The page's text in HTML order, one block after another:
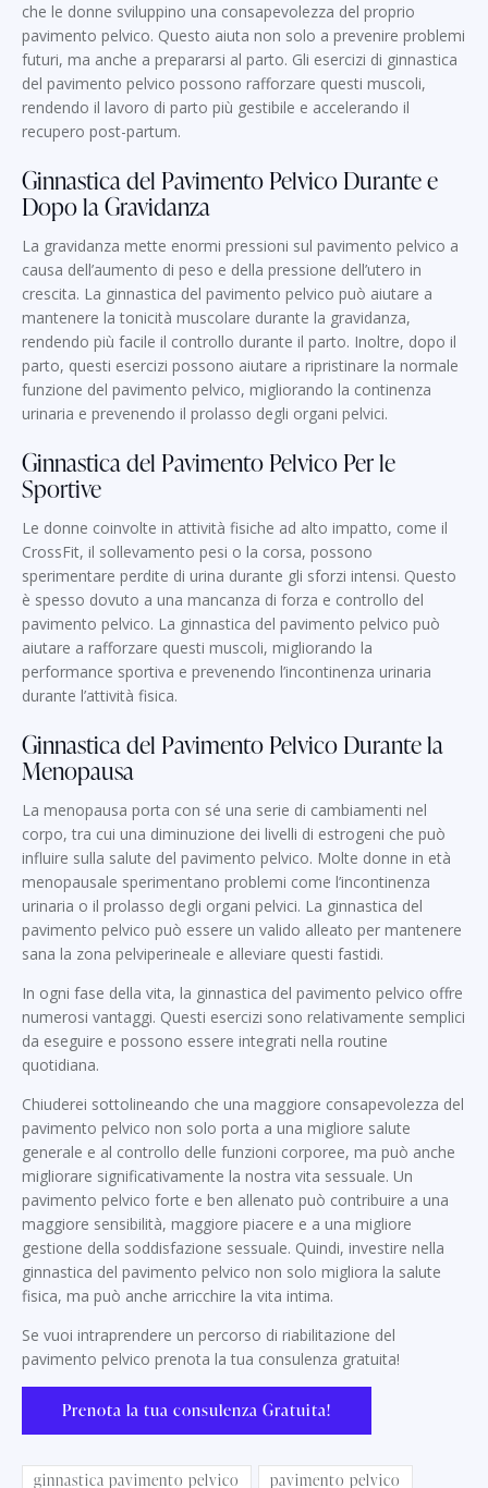
che le donne sviluppino una consapevolezza del proprio
pavimento pelvico. Questo aiuta non solo a prevenire problemi
futuri, ma anche a prepararsi al parto. Gli esercizi di ginnastica
del pavimento pelvico possono rafforzare questi muscoli,
rendendo il lavoro di parto più gestibile e accelerando il
recupero post-partum.
Ginnastica del Pavimento Pelvico Durante e
Dopo la Gravidanza
La gravidanza mette enormi pressioni sul pavimento pelvico a
causa dell’aumento di peso e della pressione dell’utero in
crescita. La ginnastica del pavimento pelvico può aiutare a
mantenere la tonicità muscolare durante la gravidanza,
rendendo più facile il controllo durante il parto. Inoltre, dopo il
parto, questi esercizi possono aiutare a ripristinare la normale
funzione del pavimento pelvico, migliorando la continenza
urinaria e prevenendo il prolasso degli organi pelvici.
Ginnastica del Pavimento Pelvico Per le
Sportive
Le donne coinvolte in attività fisiche ad alto impatto, come il
CrossFit, il sollevamento pesi o la corsa, possono
sperimentare perdite di urina durante gli sforzi intensi. Questo
è spesso dovuto a una mancanza di forza e controllo del
pavimento pelvico. La ginnastica del pavimento pelvico può
aiutare a rafforzare questi muscoli, migliorando la
performance sportiva e prevenendo l’incontinenza urinaria
durante l’attività fisica.
Ginnastica del Pavimento Pelvico Durante la
Menopausa
La menopausa porta con sé una serie di cambiamenti nel
corpo, tra cui una diminuzione dei livelli di estrogeni che può
influire sulla salute del pavimento pelvico. Molte donne in età
menopausale sperimentano problemi come l’incontinenza
urinaria o il prolasso degli organi pelvici. La ginnastica del
pavimento pelvico può essere un valido alleato per mantenere
sana la zona pelviperineale e alleviare questi fastidi.
In ogni fase della vita, la ginnastica del pavimento pelvico offre
numerosi vantaggi. Questi esercizi sono relativamente semplici
da eseguire e possono essere integrati nella routine
quotidiana.
Chiuderei sottolineando che una maggiore consapevolezza del
pavimento pelvico non solo porta a una migliore salute
generale e al controllo delle funzioni corporee, ma può anche
migliorare significativamente la nostra vita sessuale. Un
pavimento pelvico forte e ben allenato può contribuire a una
maggiore sensibilità, maggiore piacere e a una migliore
gestione della soddisfazione sessuale. Quindi, investire nella
ginnastica del pavimento pelvico non solo migliora la salute
fisica, ma può anche arricchire la vita intima.
Se vuoi intraprendere un percorso di riabilitazione del
pavimento pelvico prenota la tua consulenza gratuita!
Prenota la tua consulenza Gratuita!
ginnastica pavimento pelvico pavimento pelvico